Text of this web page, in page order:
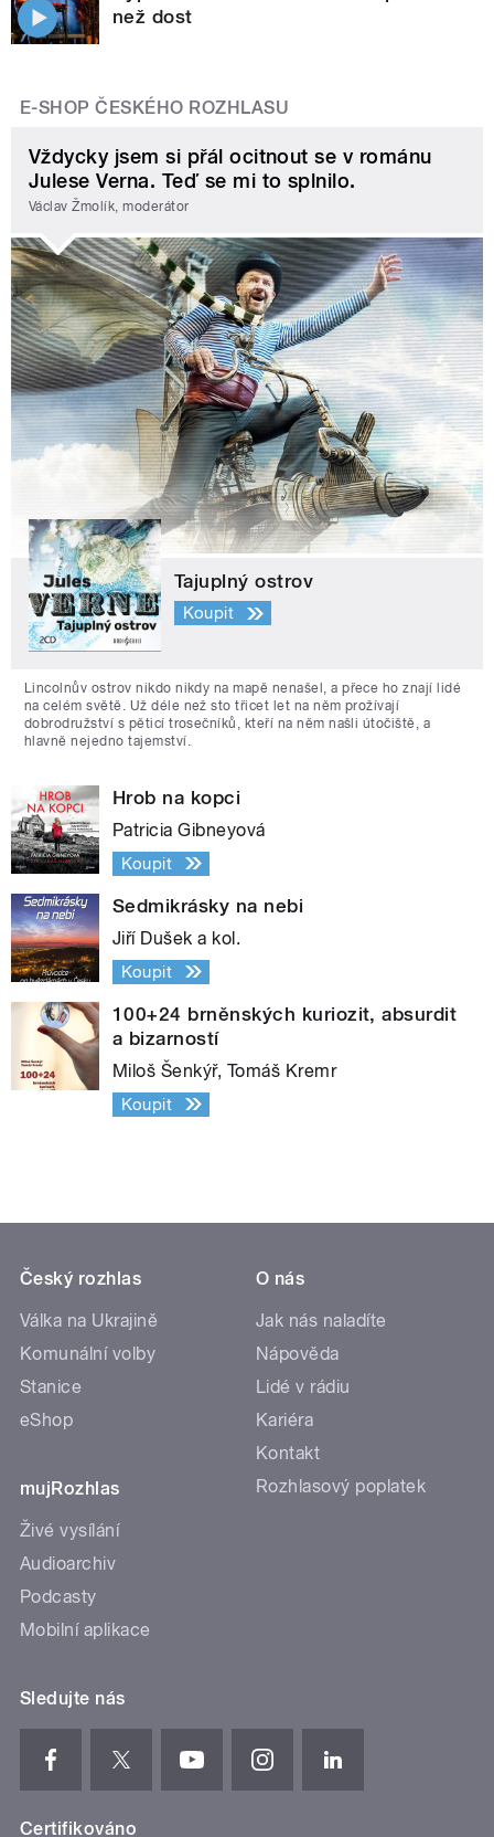
než dost
E-SHOP ČESKÉHO ROZHLASU
Vždycky jsem si přál ocitnout se v románu
Julese Verna. Teď se mi to splnilo.
Václav Žmolík, moderátor
Tajuplný ostrov
Koupit
Lincolnův ostrov nikdo nikdy na mapě nenašel, a přece ho znají lidé
na celém světě. Už déle než sto třicet let na něm prožívají
dobrodružství s pěticí trosečníků, kteří na něm našli útočiště, a
hlavně nejedno tajemství.
Hrob na kopci
Patricia Gibneyová
Koupit
Sedmikrásky na nebi
Jiří Dušek a kol.
Koupit
100+24 brněnských kuriozit, absurdit
a bizarností
Miloš Šenkýř, Tomáš Kremr
Koupit
Český rozhlas
Válka na Ukrajině
Komunální volby
Stanice
eShop
mujRozhlas
Živé vysílání
Audioarchiv
Podcasty
Mobilní aplikace
O nás
Jak nás naladíte
Nápověda
Lidé v rádiu
Kariéra
Kontakt
Rozhlasový poplatek
Sledujte nás
Certifikováno